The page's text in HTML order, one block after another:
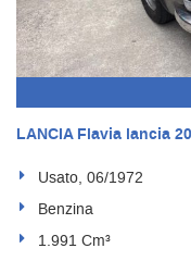
LANCIA Flavia lancia
Usato, 06/1972
Benzina
1.991 Cm³